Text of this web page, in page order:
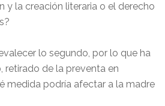
y la creación literaria o el derecho
lo segundo, por lo que ha
de la preventa en
medida podría afectar a la madre